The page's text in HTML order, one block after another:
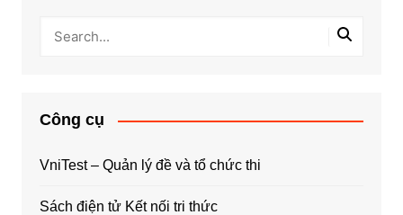
Công cụ
VniTest – Quản lý đề và tổ chức thi
Sách điện tử Kết nối tri thức